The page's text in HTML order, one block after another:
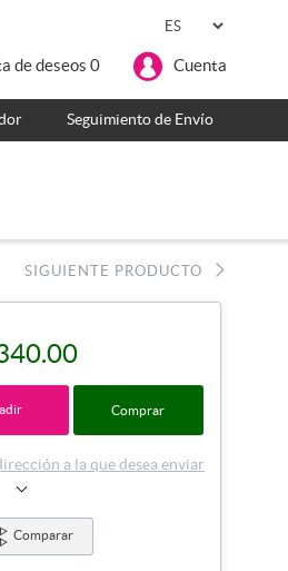
de deseos 0 Cuenta
Seguimiento de Envío
SIGUIENTE PRODUCTO
Comprar
a la que desea enviar
Comparar